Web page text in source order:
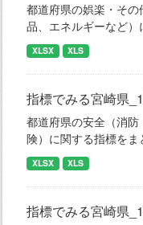
都道府県の娯楽・そ
品、エネルギーなど
XLSX XLS
指標でみる宮崎県
都道府県の安全（消
険）に関する指標をま
XLSX XLS
指標でみる宮崎県